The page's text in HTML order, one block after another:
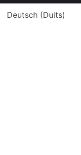
Deutsch(Duits)